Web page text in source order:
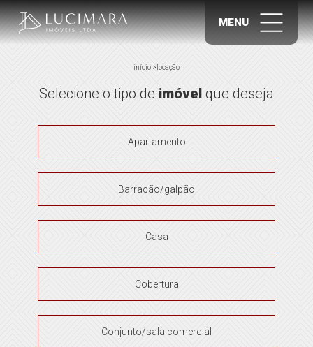
MENU
início > locação
Selecione o tipo de imóvel que deseja
Apartamento
Barracão/galpão
Casa
Cobertura
Conjunto/sala comercial